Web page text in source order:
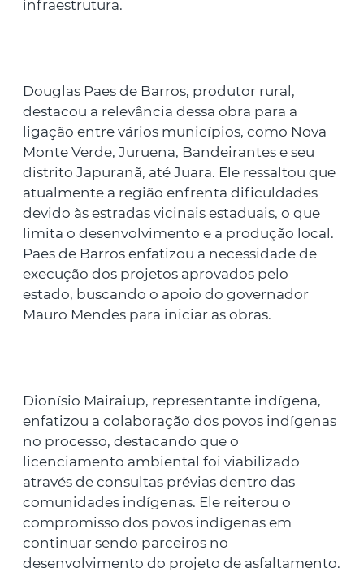
infraestrutura.
Douglas Paes de Barros, produtor rural,
destacou a relevância dessa obra para a
ligação entre vários municípios, como Nova
Monte Verde, Juruena, Bandeirantes e seu
distrito Japuranã, até Juara. Ele ressaltou que
atualmente a região enfrenta dificuldades
devido às estradas vicinais estaduais, o que
limita o desenvolvimento e a produção local.
Paes de Barros enfatizou a necessidade de
execução dos projetos aprovados pelo
estado, buscando o apoio do governador
Mauro Mendes para iniciar as obras.
Dionísio Mairaiup, representante indígena,
enfatizou a colaboração dos povos indígenas
no processo, destacando que o
licenciamento ambiental foi viabilizado
através de consultas prévias dentro das
comunidades indígenas. Ele reiterou o
compromisso dos povos indígenas em
continuar sendo parceiros no
desenvolvimento do projeto de asfaltamento.